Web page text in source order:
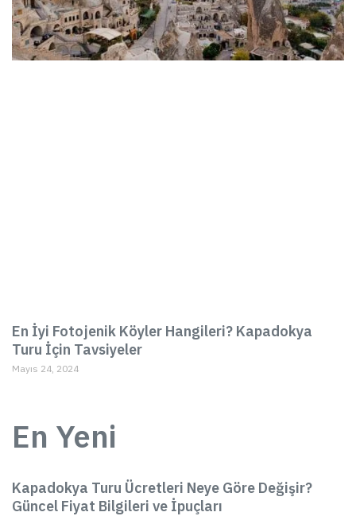
En İyi Fotojenik Köyler Hangileri? Kapadokya
Turu İçin Tavsiyeler
Mayıs 24, 2024
En Yeni
Kapadokya Turu Ücretleri Neye Göre Değişir?
Güncel Fiyat Bilgileri ve İpuçları